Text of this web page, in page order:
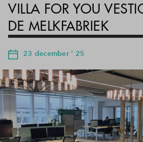
VILLA FOR YOU
DE MELKFABRIEK
23 december ' 25